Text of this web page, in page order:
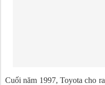
Cuối năm 1997, Toyota cho